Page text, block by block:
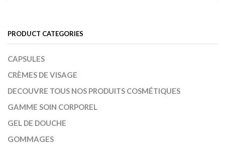
PRODUCT CATEGORIES
CAPSULES
CRÈMES DE VISAGE
DECOUVRE TOUS NOS PRODUITS COSMÉTIQUES
GAMME SOIN CORPOREL
GEL DE DOUCHE
GOMMAGES